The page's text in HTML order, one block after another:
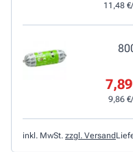
11,48
9,86
inkl. MwSt. zzgl. Versand